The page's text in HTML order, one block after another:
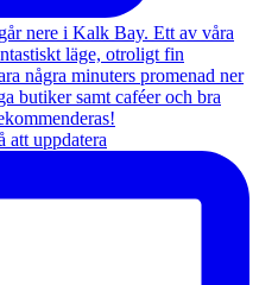
att uppdatera